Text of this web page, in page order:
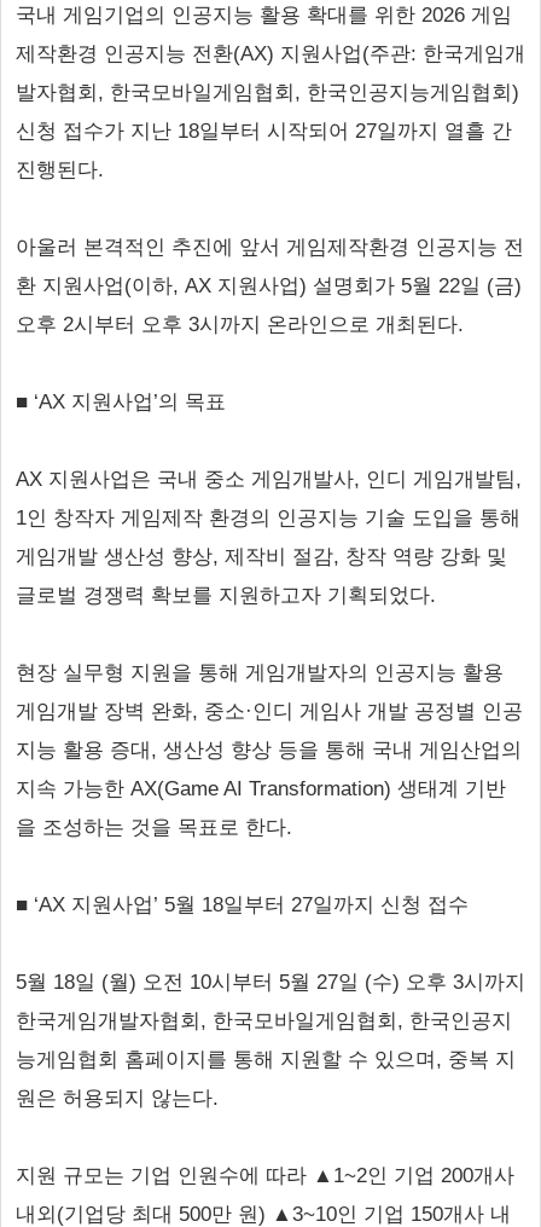
국내 게임기업의 인공지능 활용 확대를 위한 2026 게임
제작환경 인공지능 전환(AX) 지원사업(주관: 한국게임개
발자협회, 한국모바일게임협회, 한국인공지능게임협회)
신청 접수가 지난 18일부터 시작되어 27일까지 열흘 간
진행된다.
아울러 본격적인 추진에 앞서 게임제작환경 인공지능 전
환 지원사업(이하, AX 지원사업) 설명회가 5월 22일 (금)
오후 2시부터 오후 3시까지 온라인으로 개최된다.
■ ‘AX 지원사업’의 목표
AX 지원사업은 국내 중소 게임개발사, 인디 게임개발팀,
1인 창작자 게임제작 환경의 인공지능 기술 도입을 통해
게임개발 생산성 향상, 제작비 절감, 창작 역량 강화 및
글로벌 경쟁력 확보를 지원하고자 기획되었다.
현장 실무형 지원을 통해 게임개발자의 인공지능 활용
게임개발 장벽 완화, 중소·인디 게임사 개발 공정별 인공
지능 활용 증대, 생산성 향상 등을 통해 국내 게임산업의
지속 가능한 AX(Game AI Transformation) 생태계 기반
을 조성하는 것을 목표로 한다.
■ ‘AX 지원사업’ 5월 18일부터 27일까지 신청 접수
5월 18일 (월) 오전 10시부터 5월 27일 (수) 오후 3시까지
한국게임개발자협회, 한국모바일게임협회, 한국인공지
능게임협회 홈페이지를 통해 지원할 수 있으며, 중복 지
원은 허용되지 않는다.
지원 규모는 기업 인원수에 따라 ▲1~2인 기업 200개사
내외(기업당 최대 500만 원) ▲3~10인 기업 150개사 내